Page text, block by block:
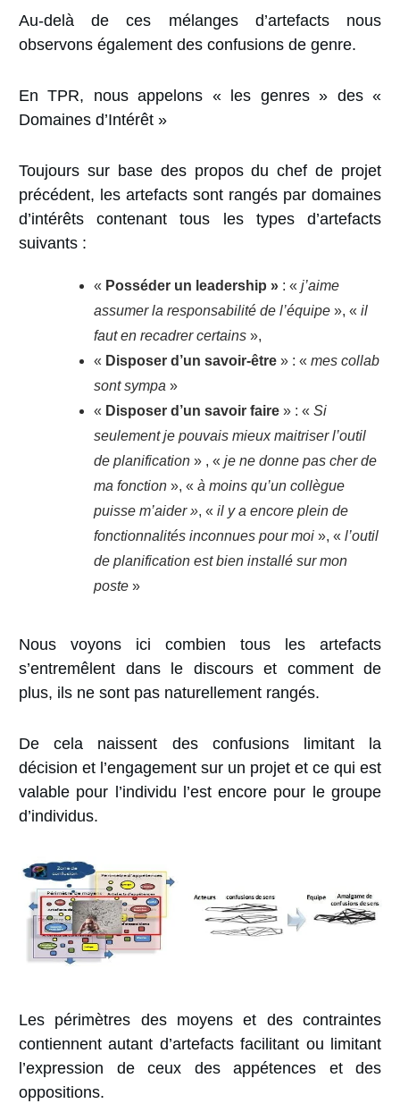
Au-delà de ces mélanges d’artefacts nous
observons également des confusions de genre.
En TPR, nous appelons « les genres » des «
Domaines d’Intérêt »
Toujours sur base des propos du chef de projet
précédent, les artefacts sont rangés par domaines
d’intérêts contenant tous les types d’artefacts
suivants :
« Posséder un leadership » : « j’aime
assumer la responsabilité de l’équipe », « il
faut en recadrer certains »,
« Disposer d’un savoir-être » : « mes collab
sont sympa »
« Disposer d’un savoir faire » : « Si
seulement je pouvais mieux maitriser l’outil
de planification » , « je ne donne pas cher de
ma fonction », « à moins qu’un collègue
puisse m’aider », « il y a encore plein de
fonctionnalités inconnues pour moi », « l’outil
de planification est bien installé sur mon
poste »
Nous voyons ici combien tous les artefacts
s’entremêlent dans le discours et comment de
plus, ils ne sont pas naturellement rangés.
De cela naissent des confusions limitant la
décision et l’engagement sur un projet et ce qui est
valable pour l’individu l’est encore pour le groupe
d’individus.
Les périmètres des moyens et des contraintes
contiennent autant d’artefacts facilitant ou limitant
l’expression de ceux des appétences et des
oppositions.